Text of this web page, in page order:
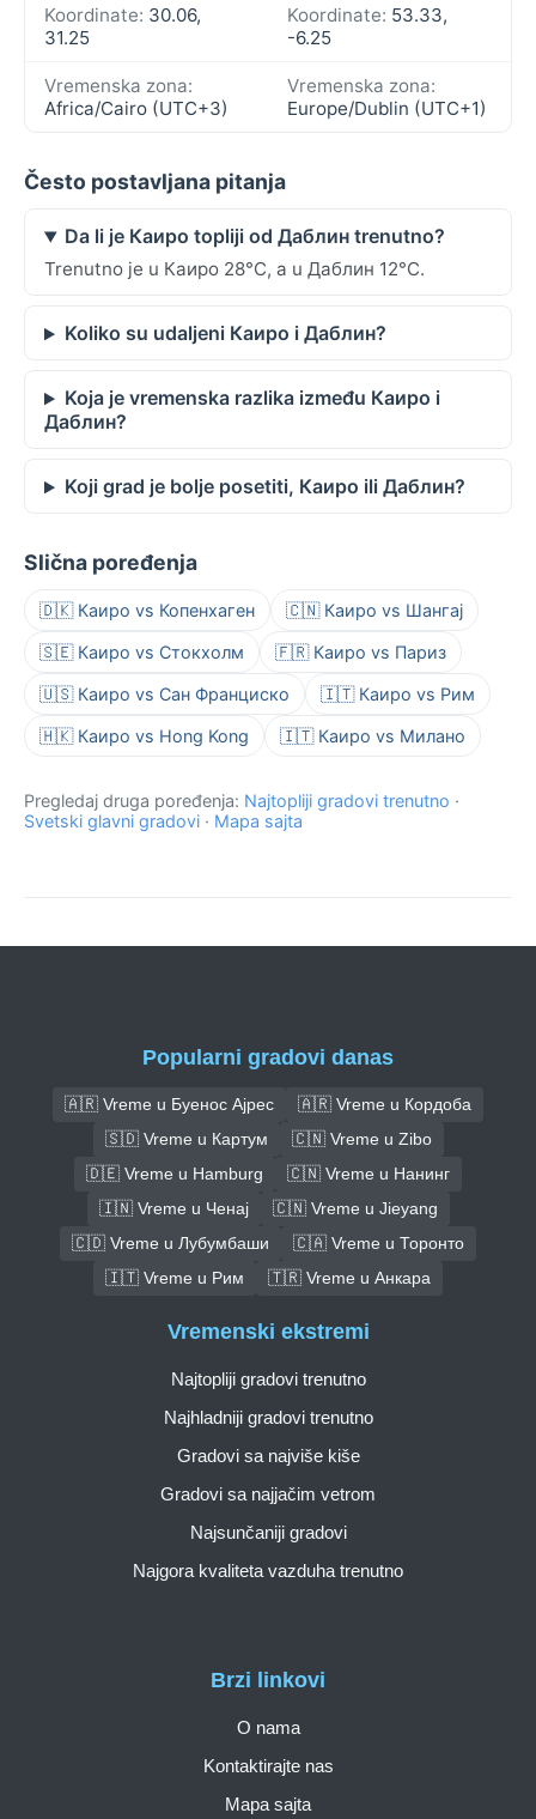
Koordinate: 30.06,
31.25
Koordinate: 53.33,
-6.25
Vremenska zona:
Africa/Cairo (UTC+3)
Vremenska zona:
Europe/Dublin (UTC+1)
Često postavljana pitanja
Da li je Каиро topliji od Даблин trenutno?
Trenutno je u Каиро 28°C, a u Даблин 12°C.
Koliko su udaljeni Каиро i Даблин?
Koja je vremenska razlika između Каиро i
Даблин?
Koji grad je bolje posetiti, Каиро ili Даблин?
Slična poređenja
🇩🇰 Каиро vs Копенхаген 🇨🇳 Каиро vs Шангај
🇸🇪 Каиро vs Стокхолм 🇫🇷 Каиро vs Париз
🇺🇸 Каиро vs Сан Франциско 🇮🇹 Каиро vs Рим
🇭🇰 Каиро vs Hong Kong 🇮🇹 Каиро vs Милано
Pregledaj druga poređenja: Najtopliji gradovi trenutno ·
Svetski glavni gradovi · Mapa sajta
Popularni gradovi danas
🇦🇷 Vreme u Буенос Ајрес
🇦🇷 Vreme u Кордоба
🇸🇩 Vreme u Картум
🇨🇳 Vreme u Zibo
🇩🇪 Vreme u Hamburg
🇨🇳 Vreme u Нанинг
🇮🇳 Vreme u Ченај
🇨🇳 Vreme u Jieyang
🇨🇩 Vreme u Лубумбаши
🇨🇦 Vreme u Торонто
🇮🇹 Vreme u Рим
🇹🇷 Vreme u Анкара
Brzi linkovi
O nama
Kontaktirajte nas
Mapa sajta
Vremenski ekstremi
Najtopliji gradovi trenutno
Najhladniji gradovi trenutno
Gradovi sa najviše kiše
Gradovi sa najjačim vetrom
Najsunčaniji gradovi
Najgora kvaliteta vazduha trenutno